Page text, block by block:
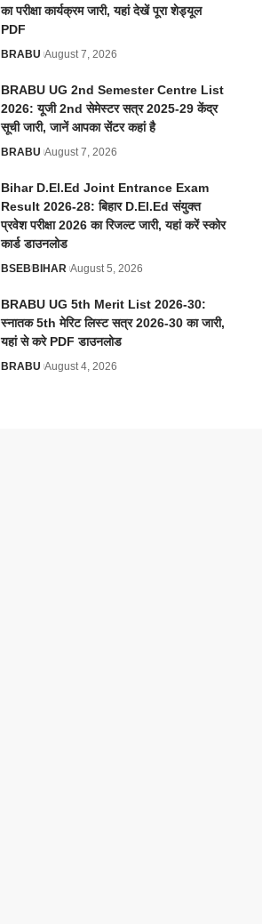
का परीक्षा कार्यक्रम जारी, यहां देखें पूरा शेड्यूल
PDF
BRABU August 7, 2026
BRABU UG 2nd Semester Centre List
2026: यूजी 2nd सेमेस्टर सत्र 2025-29 केंद्र
सूची जारी, जानें आपका सेंटर कहां है
BRABU August 7, 2026
Bihar D.El.Ed Joint Entrance Exam
Result 2026-28: बिहार D.El.Ed संयुक्त
प्रवेश परीक्षा 2026 का रिजल्ट जारी, यहां करें स्कोर
कार्ड डाउनलोड
BSEBBIHAR August 5, 2026
BRABU UG 5th Merit List 2026-30:
स्नातक 5th मेरिट लिस्ट सत्र 2026-30 का जारी,
यहां से करे PDF डाउनलोड
BRABU August 4, 2026